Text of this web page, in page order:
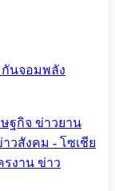
กันจอมพลัง
ฐกิจ ข่าวยาน
วสังคม - โซเชีย
รงาน ข่าว